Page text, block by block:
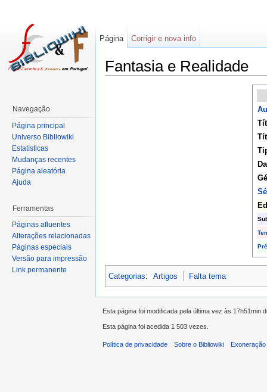
Fantasia e Realidade
Categorias: Artigos Falta tema
Página Corrigir e nova info
Navegação
Página principal
Universo Bibliowiki
Estatísticas
Mudanças recentes
Página aleatória
Ajuda
Ferramentas
Páginas afluentes
Alterações relacionadas
Páginas especiais
Versão para impressão
Link permanente
Esta página foi modificada pela última vez às 17h51min
Esta página foi acedida 1 503 vezes.
Política de privacidade Sobre o Bibliowiki